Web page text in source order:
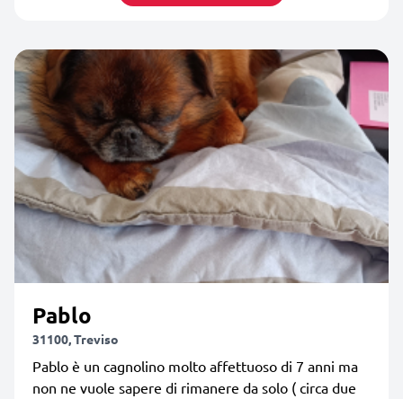
Pablo
31100, Treviso
Pablo è un cagnolino molto affettuoso di 7 anni ma
non ne vuole sapere di rimanere da solo ( circa due